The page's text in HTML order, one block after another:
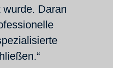
wurde. Daran